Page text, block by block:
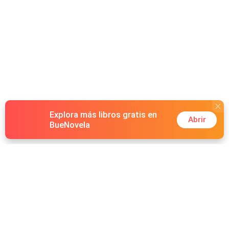
Explora más libros gratis en
BueNovela
Abrir